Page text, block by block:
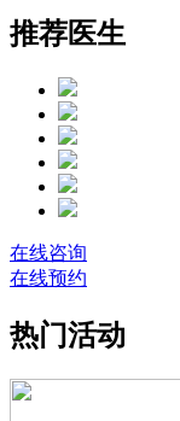
推荐医生
在线咨询
在线预约
热门活动